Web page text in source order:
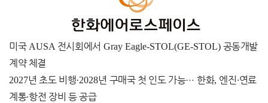
미국 AUSA 전시회에서 Gray Eagle-STOL(GE-STOL) 공동개발
계약 체결
2027년 초도 비행·2028년 구매국 첫 인도 가능…한화, 엔진∙연료
계통∙항전 장비 등 공급